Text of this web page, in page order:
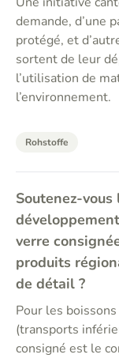
demande, d’une
protégé, et
sortent de leur
l’utilisation de
l’environnement.
Rohstoffe
Soutenez-
verre
produits
de détail ?
Pour les
(transports
consigné est le